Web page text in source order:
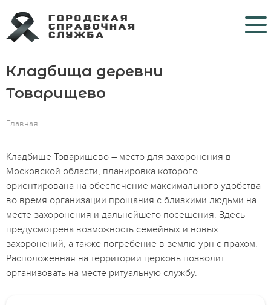
Кладбища
Крематории
Морги
Больницы COVID
Ритуальные услуги
Контакты
Кладбища деревни
Товарищево
Главная
Кладбище Товарищево – место для захоронения в
Московской области, планировка которого
ориентирована на обеспечение максимального удобства
во время организации прощания с близкими людьми на
месте захоронения и дальнейшего посещения. Здесь
предусмотрена возможность семейных и новых
захоронений, а также погребение в землю урн с прахом.
Расположенная на территории церковь позволит
организовать на месте ритуальную службу.